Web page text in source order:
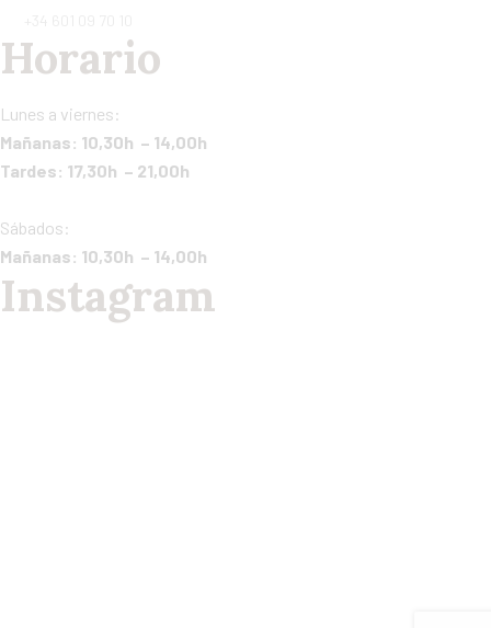
Horario
Lunes a viernes:
Mañanas: 10,30h – 14,00h
Tardes: 17,30h – 21,00h
Sábados:
Mañanas: 10,30h – 14,00h
Instagram